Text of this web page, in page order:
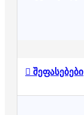
შეფასებები